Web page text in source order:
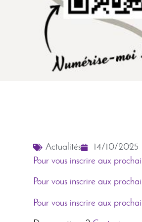
Actualités
14/10/2025
Pour vous inscrire aux
Pour vous inscrire aux
Pour vous inscrire aux